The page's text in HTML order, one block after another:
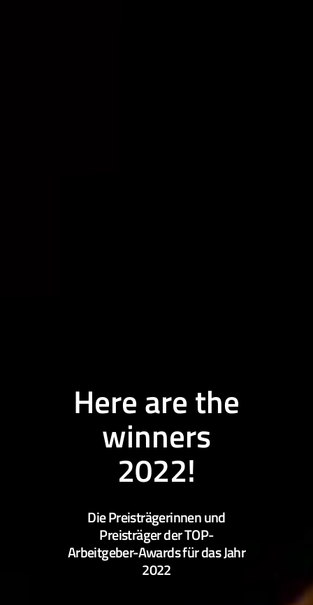
Herearethe
winners
2022!
Die Preisträgerinnen und
Preisträger der TOP-
Arbeitgeber-Awards für das Jahr
2022